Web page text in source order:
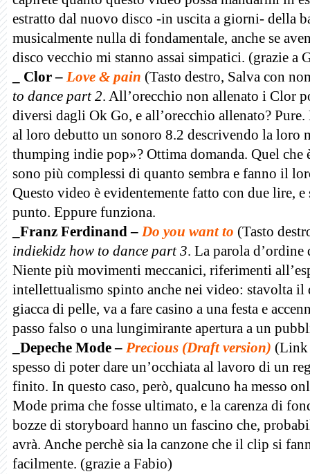
estratto dal nuovo disco -in uscita a giorni- della
musicalmente nulla di fondamentale, anche se
disco vecchio mi stanno assai simpatici. (grazie a
_ Clor – Love & pain (Tasto destro, Salva con
to dance part 2. All’orecchio non allenato i Clor
diversi dagli Ok Go, e all’orecchio allenato?
al loro debutto un sonoro 8.2 descrivendo la loro
thumping indie pop»? Ottima domanda. Quel che
sono più complessi di quanto sembra e fanno il
Questo video è evidentemente fatto con due lire,
punto. Eppure funziona.
_Franz Ferdinand – Do you want to (Tasto
indiekidz how to dance part 3. La parola
Niente più movimenti meccanici, riferimenti
intellettualismo spinto anche nei video: stavolta il
giacca di pelle, va a fare casino a una festa e
passo falso o una lungimirante apertura a un
_Depeche Mode – Precious (Draft version) (Link
spesso di poter dare un’occhiata al lavoro di un
finito. In questo caso, però, qualcuno ha messo
Mode prima che fosse ultimato, e la carenza di
bozze di storyboard hanno un fascino che,
avrà. Anche perchè sia la canzone che il clip si
facilmente. (grazie a Fabio)